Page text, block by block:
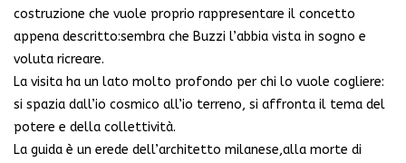
costruzione che vuole proprio rappresentare il concetto
appena descritto:sembra che Buzzi l’abbia vista in sogno e
voluta ricreare.
La visita ha un lato molto profondo per chi lo vuole cogliere:
si spazia dall’io cosmico all’io terreno, si affronta il tema del
potere e della collettività.
La guida è un erede dell’architetto milanese,alla morte di